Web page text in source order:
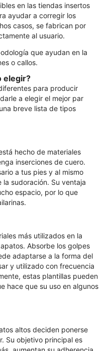
en las tiendas insertos
ayudar a corregir los
casos, se fabrican por
al usuario.
que ayudan en la
o callos.
elegir?
para producir
a elegir el mejor par
breve lista de tipos
hecho de materiales
inserciones de cuero.
a tus pies y al mismo
sudoración. Su ventaja
espacio, por lo que
más utilizados en la
Absorbe los golpes
adaptarse a la forma del
y utilizado con frecuencia
estas plantillas pueden
hace que su uso en algunos
altos deciden ponerse
Su objetivo principal es